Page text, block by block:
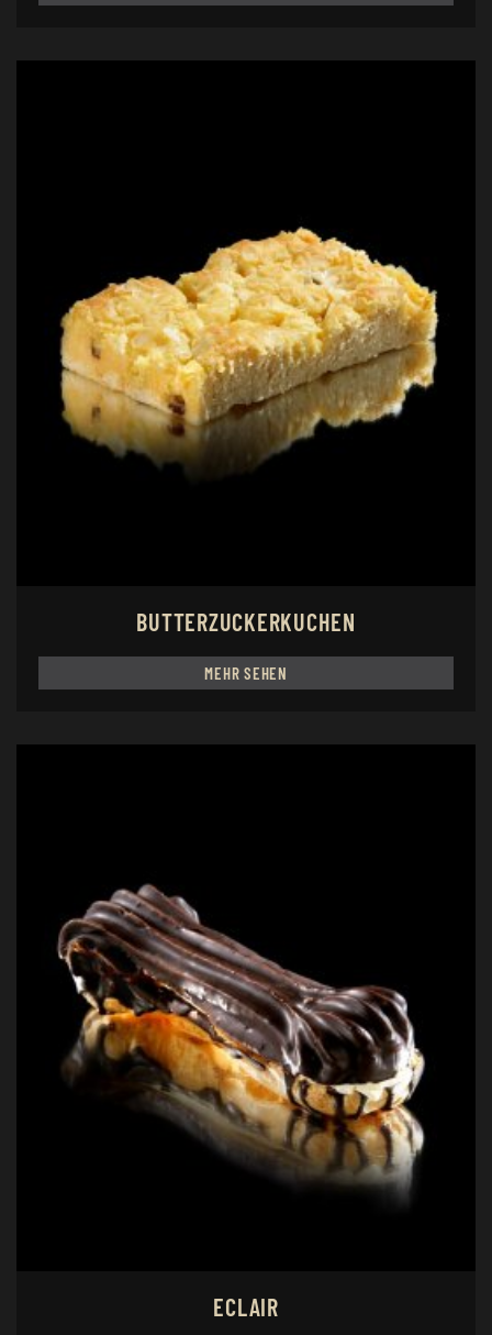
BUTTERZUCKERKUCHEN
MEHR SEHEN
ECLAIR